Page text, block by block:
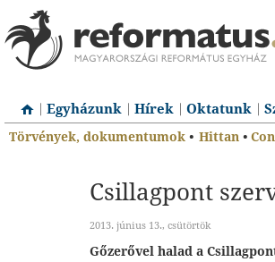
Egyházunk Hírek Oktatunk
Törvények, dokumentumok • Hittan •
Csillagpont
2013. június 13., csütörtök
Gőzerővel halad a